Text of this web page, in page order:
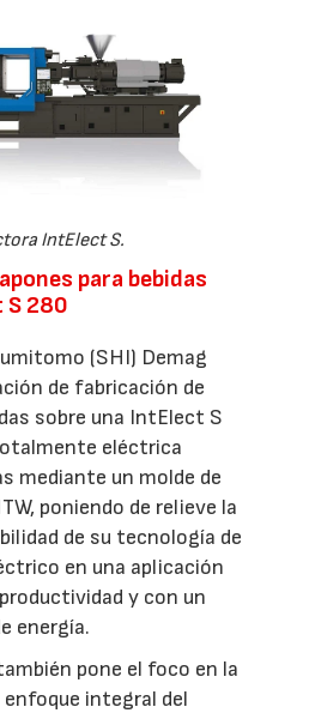
IntElect S.
para bebidas
S 280
(SHI) Demag
de fabricación de
sobre una IntElect S
eléctrica
mediante un molde de
poniendo de relieve la
de su tecnología de
en una aplicación
y con un
energía.
pone el foco en la
integral del